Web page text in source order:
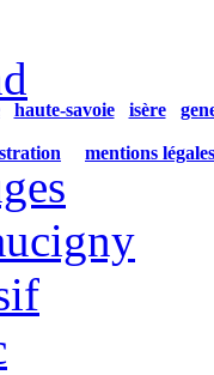
haute-savoie isère
mentions légales